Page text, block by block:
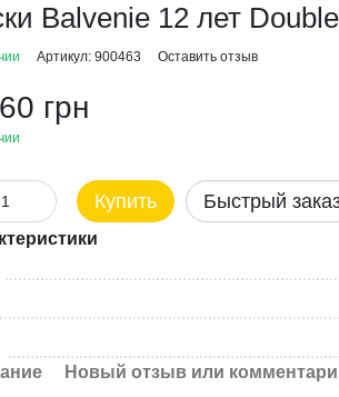
Balvenie 12 лет
Артикул: 900463 Оставить отзыв
грн
Купить Быстрый
Новый отзыв или